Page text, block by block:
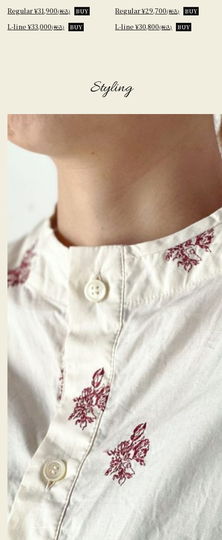
Regular ¥31,900(税込) BUY
L-line ¥33,000(税込) BUY
Regular ¥29,700(税込) BUY
L-line ¥30,800(税込) BUY
Styling